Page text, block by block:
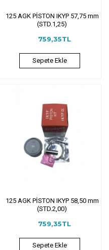
125 AGK PİSTON IKYP 57,75 mm
(STD.1,25)
759,35TL
Sepete Ekle
125 AGK PİSTON IKYP 58,50 mm
(STD.2,00)
759,35TL
Sepete Ekle